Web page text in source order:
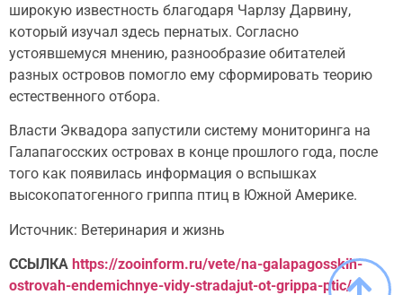
широкую известность благодаря Чарлзу Дарвину,
который изучал здесь пернатых. Согласно
устоявшемуся мнению, разнообразие обитателей
разных островов помогло ему сформировать теорию
естественного отбора.
Власти Эквадора запустили систему мониторинга на
Галапагосских островах в конце прошлого года, после
того как появилась информация о вспышках
высокопатогенного гриппа птиц в Южной Америке.
Источник: Ветеринария и жизнь
ССЫЛКА https://zooinform.ru/vete/na-galapagosskih-
ostrovah-endemichnye-vidy-stradajut-ot-grippa-ptic/